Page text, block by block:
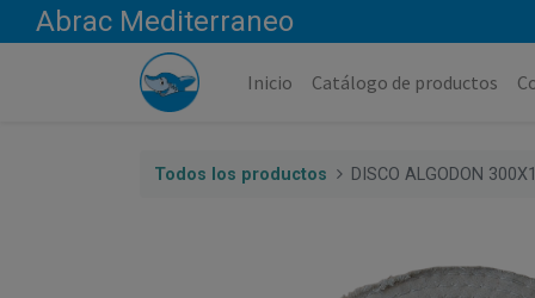
Abrac Mediterraneo
Inicio Catálogo de productos
Todos los productos DISCO ALGODON